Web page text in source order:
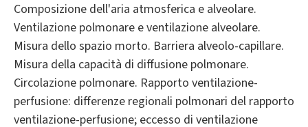
Composizione dell'aria atmosferica e alveolare.
Ventilazione polmonare e ventilazione alveolare.
Misura dello spazio morto. Barriera alveolo-capillare.
Misura della capacità di diffusione polmonare.
Circolazione polmonare. Rapporto ventilazione-
perfusione: differenze regionali polmonari del rapporto
ventilazione-perfusione; eccesso di ventilazione